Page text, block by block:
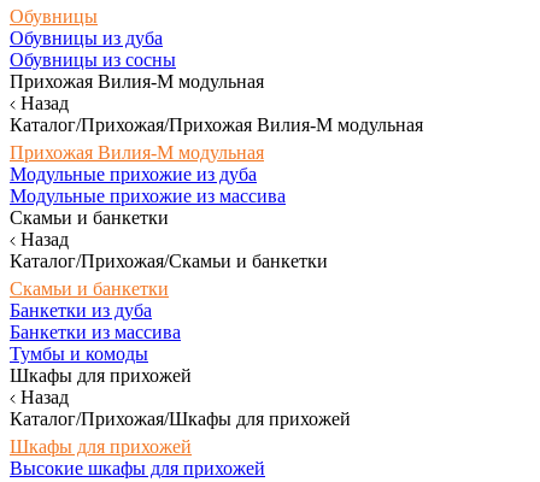
Обувницы
Обувницы из дуба
Обувницы из сосны
Прихожая Вилия-М модульная
Назад
Каталог/Прихожая/Прихожая Вилия-М модульная
Прихожая Вилия-М модульная
Модульные прихожие из дуба
Модульные прихожие из массива
Скамьи и банкетки
Назад
Каталог/Прихожая/Скамьи и банкетки
Скамьи и банкетки
Банкетки из дуба
Банкетки из массива
Тумбы и комоды
Шкафы для прихожей
Назад
Каталог/Прихожая/Шкафы для прихожей
Шкафы для прихожей
Высокие шкафы для прихожей